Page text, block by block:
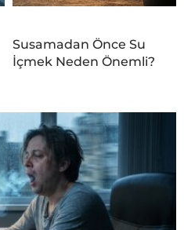
Susamadan Önce Su
İçmek Neden Önemli?